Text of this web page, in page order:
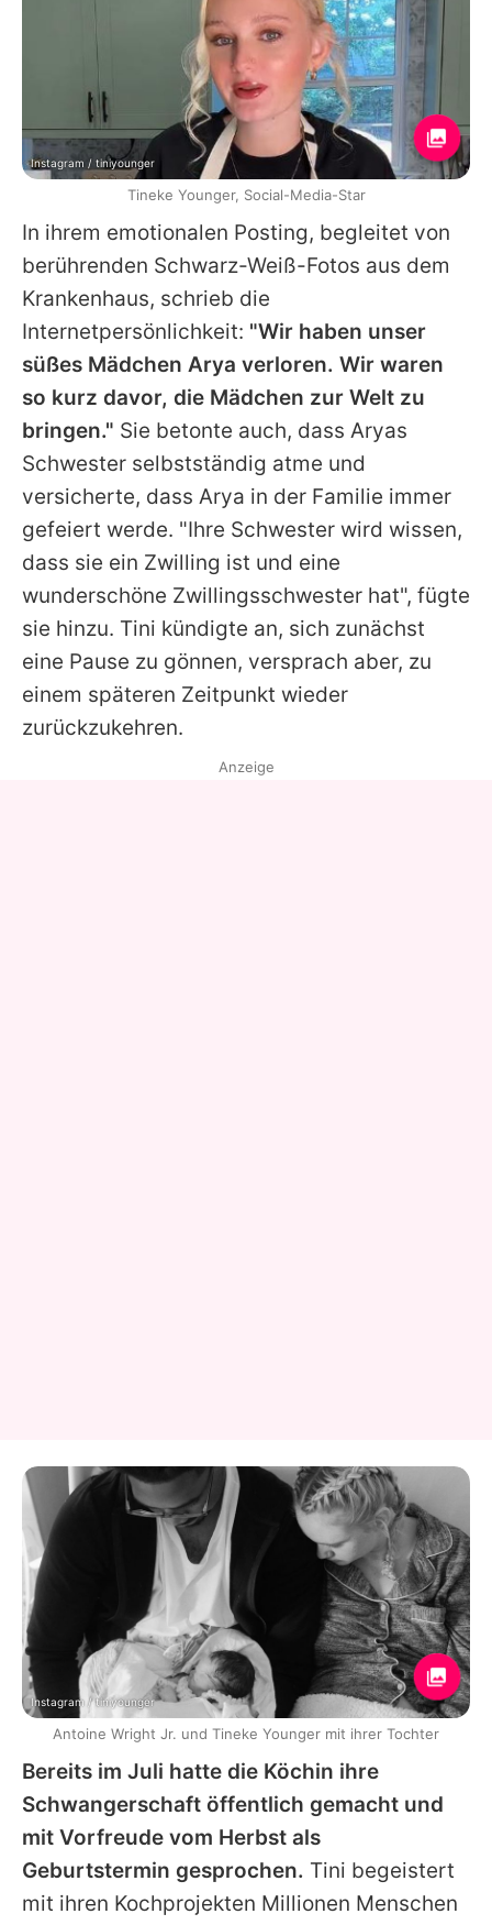
In ihrem emotionalen Posting, begleitet von
berührenden Schwarz-Weiß-Fotos aus dem
Krankenhaus, schrieb die
Internetpersönlichkeit: "Wir haben unser
süßes Mädchen Arya verloren. Wir waren
so kurz davor, die Mädchen zur Welt zu
bringen." Sie betonte auch, dass Aryas
Schwester selbstständig atme und
versicherte, dass Arya in der Familie immer
gefeiert werde. "Ihre Schwester wird wissen,
dass sie ein Zwilling ist und eine
wunderschöne Zwillingsschwester hat", fügte
sie hinzu. Tini kündigte an, sich zunächst
eine Pause zu gönnen, versprach aber, zu
einem späteren Zeitpunkt wieder
zurückzukehren.
Bereits im Juli hatte die Köchin ihre
Schwangerschaft öffentlich gemacht und
mit Vorfreude vom Herbst als
Geburtstermin gesprochen. Tini begeistert
mit ihren Kochprojekten Millionen Menschen
Instagram / tiniyounger
Tineke Younger, Social-Media-Star
Anzeige
Instagram / tiniyounger
Antoine Wright Jr. und Tineke Younger mit ihrer Tochter